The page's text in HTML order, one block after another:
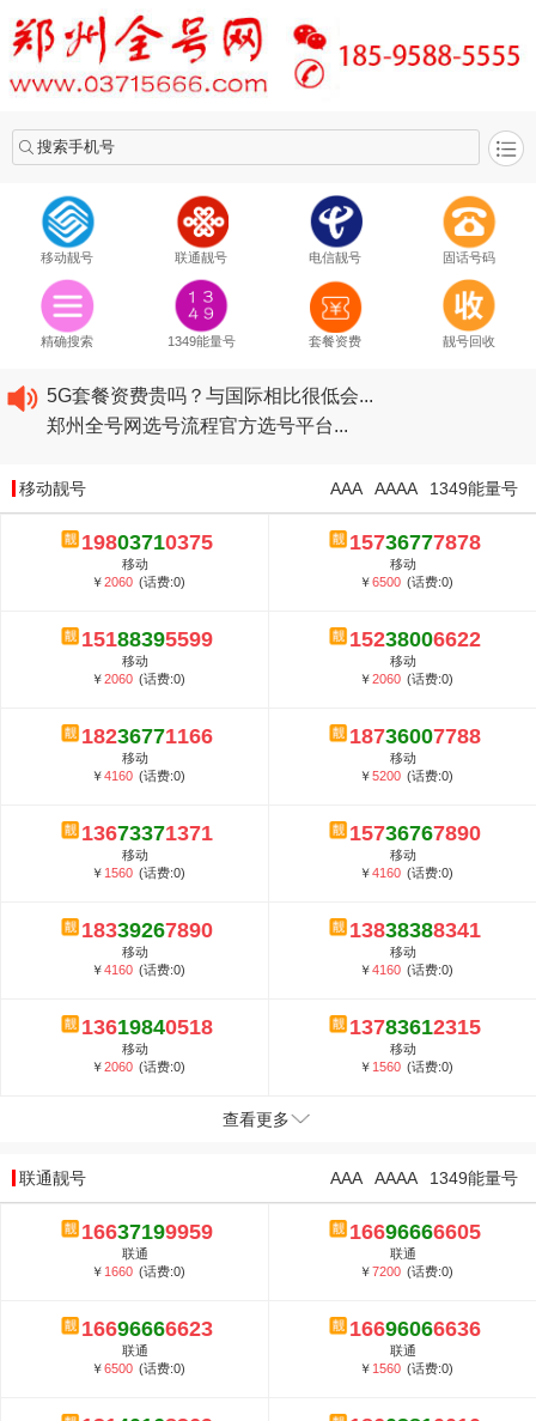
搜索手机号
移动靓号 联通靓号 电信靓号 固话号码
精确搜索 1349能量号 套餐资费 靓号回收
2020​移动最新套餐资费...
2020​联通最新套餐资费...
5G套餐资费贵吗？与国际相比很低会...
郑州全号网选号流程官方选号平台...
2020​联通最新套餐资费...
2020​电信最新套餐资费...
5G套餐资费贵吗？与国际相比很低会...
郑州全号网选号流程官方选号平台...
移动靓号 1349能量号
AAAA
AAA
19803710375
移动
￥2060 (话费:0)
15736777878
移动
￥6500 (话费:0)
15188395599
移动
￥2060 (话费:0)
15238006622
移动
￥2060 (话费:0)
18236771166
移动
￥4160 (话费:0)
18736007788
移动
￥5200 (话费:0)
13673371371
移动
￥ 1560 (话费:0)
15736767890
移动
￥4160 (话费:0)
18339267890
移动
￥4160 (话费:0)
13838388341
移动
￥4160 (话费:0)
13619840518
移动
￥2060 (话费:0)
13783612315
移动
￥ 1560 (话费:0)
查看更多
联通靓号 1349能量号
AAAA
AAA
16637199959
联通
￥ 1660 (话费:0)
16696666605
联通
￥7200 (话费:0)
16696666623
联通
￥6500 (话费:0)
16696066636
联通
￥ 1560 (话费:0)